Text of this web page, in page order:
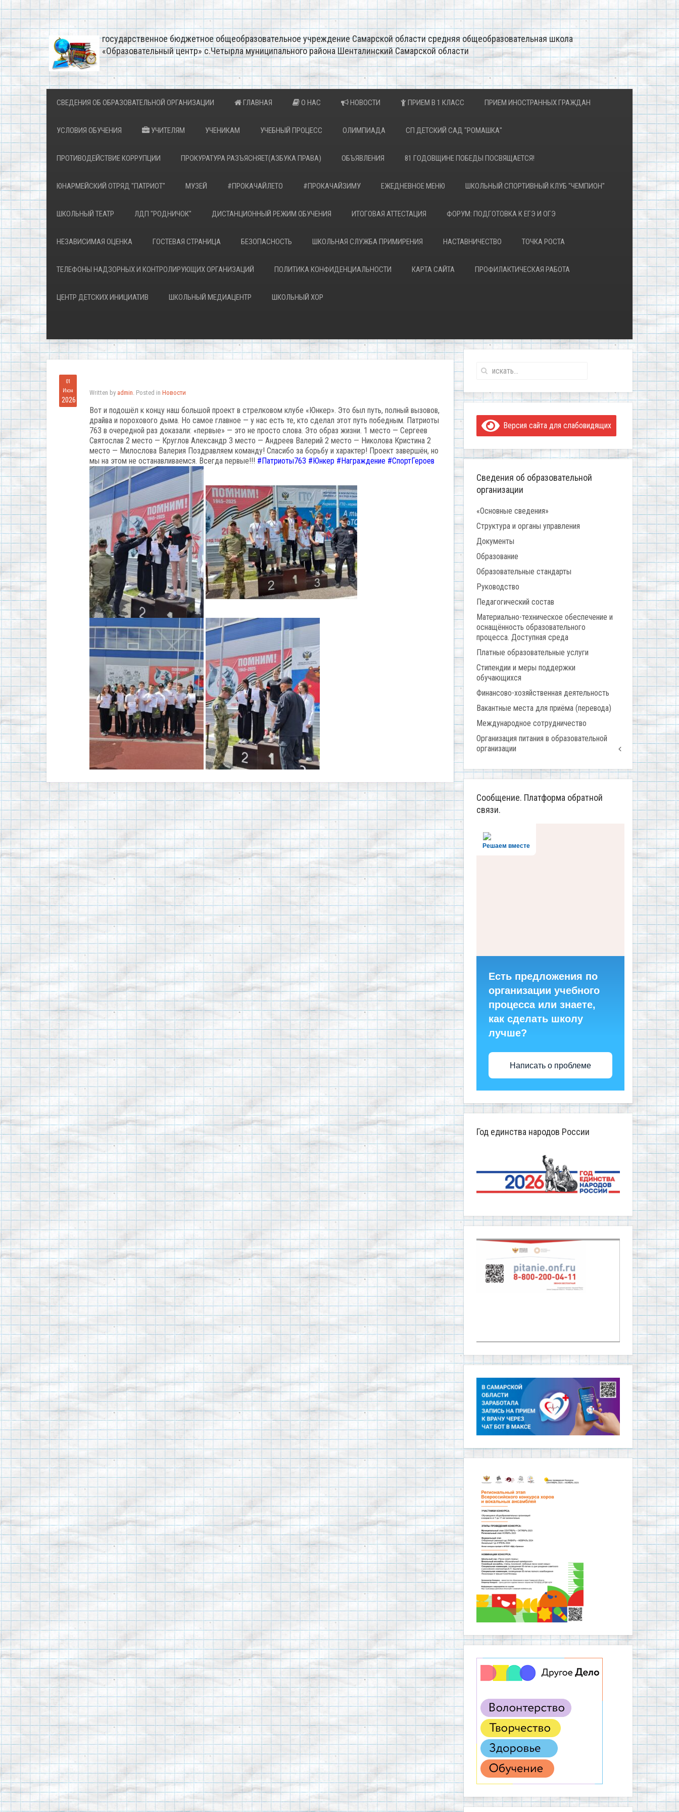
государственное бюджетное общеобразовательное учреждение Самарской области средняя общеобразовательная школа
«Образовательный центр» с.Четырла муниципального района Шенталинский Самарской области
СВЕДЕНИЯ ОБ ОБРАЗОВАТЕЛЬНОЙ ОРГАНИЗАЦИИ ГЛАВНАЯ О НАС НОВОСТИ ПРИЕМ В 1 КЛАСС ПРИЕМ ИНОСТРАННЫХ ГРАЖДАН
УСЛОВИЯ ОБУЧЕНИЯ УЧИТЕЛЯМ УЧЕНИКАМ УЧЕБНЫЙ ПРОЦЕСС ОЛИМПИАДА СП ДЕТСКИЙ САД "РОМАШКА"
ПРОТИВОДЕЙСТВИЕ КОРРУПЦИИ ПРОКУРАТУРА РАЗЪЯСНЯЕТ(АЗБУКА ПРАВА) ОБЪЯВЛЕНИЯ 81 ГОДОВЩИНЕ ПОБЕДЫ ПОСВЯЩАЕТСЯ!
ЮНАРМЕЙСКИЙ ОТРЯД "ПАТРИОТ" МУЗЕЙ #ПРОКАЧАЙЛЕТО #ПРОКАЧАЙЗИМУ ЕЖЕДНЕВНОЕ МЕНЮ ШКОЛЬНЫЙ СПОРТИВНЫЙ КЛУБ "ЧЕМПИОН"
ШКОЛЬНЫЙ ТЕАТР ЛДП "РОДНИЧОК" ДИСТАНЦИОННЫЙ РЕЖИМ ОБУЧЕНИЯ ИТОГОВАЯ АТТЕСТАЦИЯ ФОРУМ: ПОДГОТОВКА К ЕГЭ И ОГЭ
НЕЗАВИСИМАЯ ОЦЕНКА ГОСТЕВАЯ СТРАНИЦА БЕЗОПАСНОСТЬ ШКОЛЬНАЯ СЛУЖБА ПРИМИРЕНИЯ НАСТАВНИЧЕСТВО ТОЧКА РОСТА
ТЕЛЕФОНЫ НАДЗОРНЫХ И КОНТРОЛИРУЮЩИХ ОРГАНИЗАЦИЙ ПОЛИТИКА КОНФИДЕНЦИАЛЬНОСТИ КАРТА САЙТА ПРОФИЛАКТИЧЕСКАЯ РАБОТА
ЦЕНТР ДЕТСКИХ ИНИЦИАТИВ ШКОЛЬНЫЙ МЕДИАЦЕНТР ШКОЛЬНЫЙ ХОР
01
Июн
2026
Written by admin. Posted in Новости
Вот и подошёл к концу наш большой проект в стрелковом клубе «Юнкер». Это был путь, полный вызовов,
драйва и порохового дыма. Но самое главное — у нас есть те, кто сделал этот путь победным. Патриоты
763 в очередной раз доказали: «первые» — это не просто слова. Это образ жизни. 1 место — Сергеев
Святослав 2 место — Круглов Александр 3 место — Андреев Валерий 2 место — Николова Кристина 2
место — Милослова Валерия Поздравляем команду! Спасибо за борьбу и характер! Проект завершён, но
мы на этом не останавливаемся. Всегда первые!!! #Патриоты763 #Юнкер #Награждение #СпортГероев
Версия сайта для слабовидящих
Сведения об образовательной
организации
«Основные сведения»
Структура и органы управления
Документы
Образование
Образовательные стандарты
Руководство
Педагогический состав
Материально-техническое обеспечение и
оснащённость образовательного
процесса. Доступная среда
Платные образовательные услуги
Стипендии и меры поддержки
обучающихся
Финансово-хозяйственная деятельность
Вакантные места для приёма (перевода)
Международное сотрудничество
Организация питания в образовательной
организации
Сообщение. Платформа обратной
связи.
Решаем вместе
Есть предложения по
организации учебного
процесса или знаете,
как сделать школу
лучше?
Написать о проблеме
Год единства народов России